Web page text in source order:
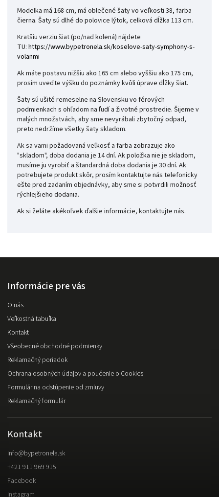
Modelka má 168 cm, má oblečené šaty vo veľkosti 38, farba
čierna. Šaty sú dlhé do polovice lýtok, celková dĺžka 113 cm.
Kratšiu verziu šiat (po/nad kolená) nájdete
TU: https://www.bypetronela.sk/koselove-saty-symphony-s-
volanmi
Ak máte postavu nižšiu ako 165 cm alebo vyššiu ako 175 cm,
prosím uveďte výšku do poznámky kvôli úprave dĺžky šiat.
Šaty sú ušité remeselne na Slovensku vo férových
podmienkach s ohľadom na ľudí a životné prostredie. Šijeme v
malých množstvách, aby sme nevyrábali zbytočný odpad,
preto nedržíme všetky šaty skladom.
Ak sa vami požadovaná veľkosť a farba zobrazuje ako
"skladom", doba dodania je 14 dní. Ak položka nie je skladom,
musíme ju vyrobiť a štandardná doba dodania je 30 dní. Ak
potrebujete produkt skôr, prosím kontaktujte nás telefonicky
ešte pred zadaním objednávky, aby sme si potvrdili možnosť
rýchlejšieho dodania.
Ak si želáte akékoľvek ďalšie informácie, kontaktujte nás.
Informácie pre vás
O nás
Veľkostná tabuľka
Kontakt
Všeobecné obchodné podmienky
Reklamačný poriadok
Ochrana osobných údajov a poučenie o Cookies
Formulár na odstúpenie od zmluvy
Reklamačný formulár
Kontakt
info@bypetronela.sk
+421 911 969 915
Facebook
Instagram